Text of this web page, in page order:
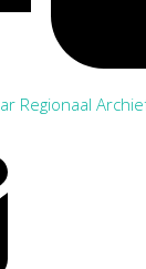
Regionaal